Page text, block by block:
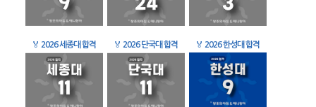
🏅 2026 세종대 합격 🏅 2026 단국대 합격 🏅 2026 한성대 합격